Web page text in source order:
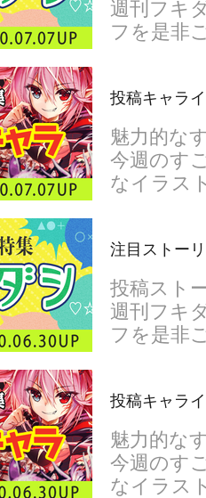
週刊フキ
フを是非
投稿キャラ
魅力的な
今週のす
なイラス
注目ストー
投稿スト
週刊フキ
フを是非
投稿キャラ
魅力的な
今週のす
なイラス